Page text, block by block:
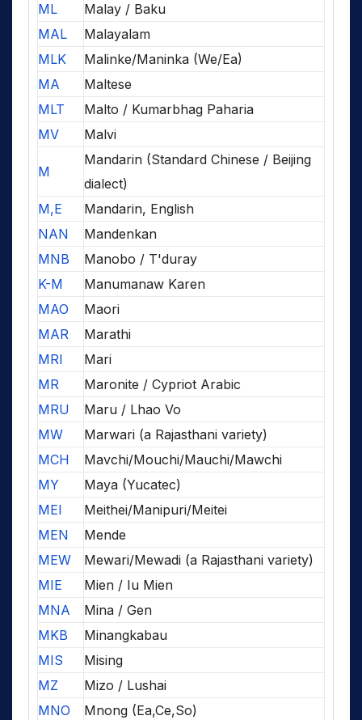
ML
Malay / Baku
MAL
Malayalam
MLK
Malinke/Maninka (We/Ea)
MA
Maltese
MLT
Malto / Kumarbhag Paharia
MV
Malvi
M
Mandarin (Standard Chinese / Beijing
dialect)
M,E
Mandarin, English
NAN
Mandenkan
MNB
Manobo / T'duray
K-M
Manumanaw Karen
MAO
Maori
MAR
Marathi
MRI
Mari
MR
Maronite / Cypriot Arabic
MRU
Maru / Lhao Vo
MW
Marwari (a Rajasthani variety)
MCH
Mavchi/Mouchi/Mauchi/Mawchi
MY
Maya (Yucatec)
MEI
Meithei/Manipuri/Meitei
MEN
Mende
MEW
Mewari/Mewadi (a Rajasthani variety)
MIE
Mien / Iu Mien
MNA
Mina / Gen
MKB
Minangkabau
MIS
Mising
MZ
Mizo / Lushai
MNO
Mnong (Ea,Ce,So)